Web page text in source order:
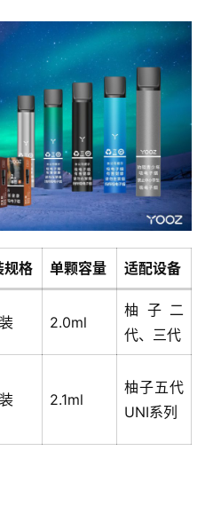
规格 单颗容量 适配设备
2.0ml
柚子二
代、三代
2.1ml
柚子五代
UNI系列